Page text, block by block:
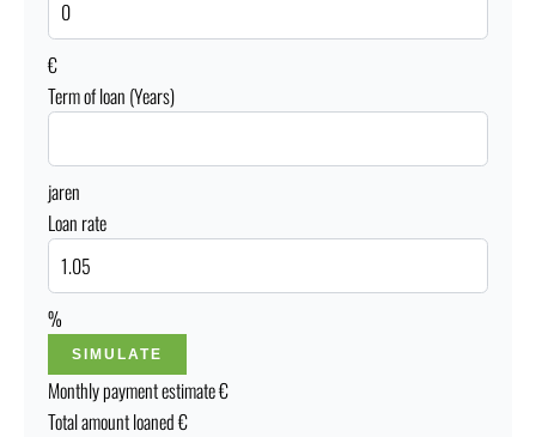
€
Term of loan (Years)
jaren
Loan rate
%
SIMULATE
Monthly payment estimate€
Total amount loaned€